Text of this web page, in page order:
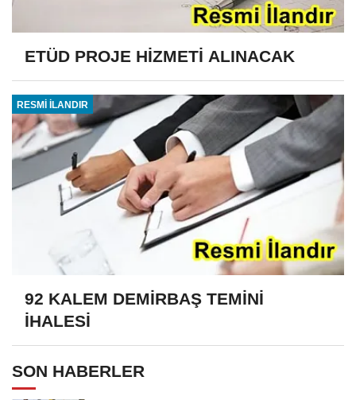
ETÜD PROJE HİZMETİ ALINACAK
RESMİ İLANDIR
92 KALEM DEMİRBAŞ TEMİNİ
İHALESİ
SON HABERLER